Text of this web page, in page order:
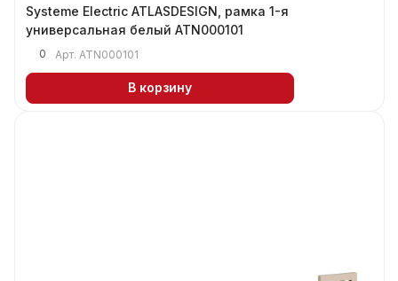
Systeme Electric ATLASDESIGN, рамка 1-я
универсальная белый ATN000101
0 Арт. ATN000101
В корзину